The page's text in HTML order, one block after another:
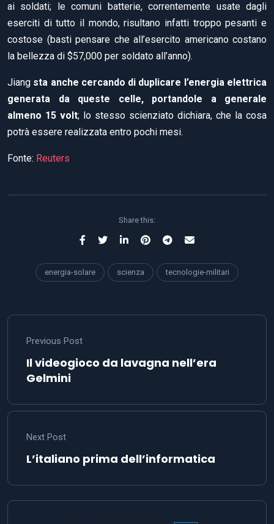
ai soldati; le comuni batterie, correntemente usate dagli
eserciti di tutto il mondo, risultano infatti troppo pesanti e
costose (basti pensare che all’esercito americano costano
la bellezza di $57,000 per soldato all’anno).
Jiang sta anche cercando di duplicare l’energia elettrica
generata da queste celle, portandole a generale
almeno 15 volt; lo stesso scienziato dichiara, che la cosa
potrà essere realizzata entro pochi mesi.
Fonte: Reuters
Share this:
energia-solare scienza tecnologie-militari
Previous Post
Il videogioco da lavagna nell’era
Gelmini
Next Post
L’italiano prima dell’informatica